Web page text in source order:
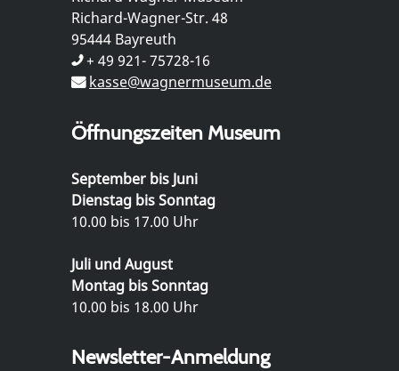
Richard-Wagner-Str. 48
95444 Bayreuth
+ 49 921- 75728-16
kasse@wagnermuseum.de
Öffnungszeiten Museum
September bis Juni
Dienstag bis Sonntag
10.00 bis 17.00 Uhr
Juli und August
Montag bis Sonntag
10.00 bis 18.00 Uhr
Newsletter-Anmeldung